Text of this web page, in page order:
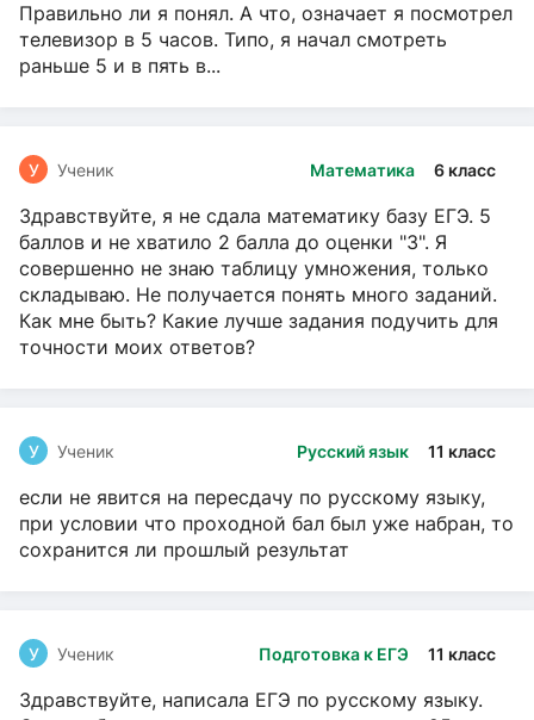
Правильно ли я понял. А что, означает я посмотрел
телевизор в 5 часов. Типо, я начал смотреть
раньше 5 и в пять в...
Математика 6 класс
У Ученик
Здравствуйте, я не сдала математику базу ЕГЭ. 5
баллов и не хватило 2 балла до оценки "3". Я
совершенно не знаю таблицу умножения, только
складываю. Не получается понять много заданий.
Как мне быть? Какие лучше задания подучить для
точности моих ответов?
Русский язык 11 класс
У Ученик
если не явится на пересдачу по русскому языку,
при условии что проходной бал был уже набран, то
сохранится ли прошлый результат
Подготовка к ЕГЭ 11 класс
У Ученик
Здравствуйте, написала ЕГЭ по русскому языку.